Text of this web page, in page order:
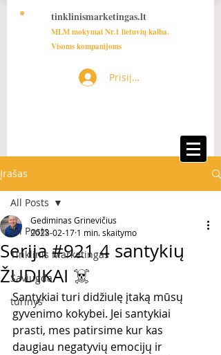
tinklinismarketingas.lt
MLM mokymai Nr.1 lietuvių kalba.
Visoms kompanijoms
Prisijungti
Įrašas
All Posts
Tinklinis Marketingas
Saviugda
turinys
All Posts
Serija #921 4 santykių
ŽUDIKAI ☠️
Gediminas Grinevičius
2023-02-17 1 min. skaitymo
Santykiai turi didžiulę įtaką mūsų
gyvenimo kokybei. Jei santykiai
prasti, mes patirsime kur kas
daugiau negatyvių emocijų ir